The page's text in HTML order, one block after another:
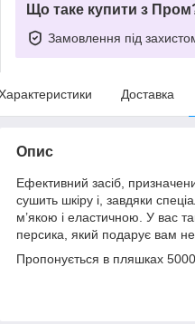
Що таке купити з
Замовлення під
Доставка
Опис
Ефективний засіб,
сушить шкіру і, завдяки
м’якою і еластичною. У вас
персика, який подарує вам
Пропонується в пляшках 5000